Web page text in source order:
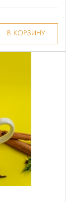
В КОРЗИНУ